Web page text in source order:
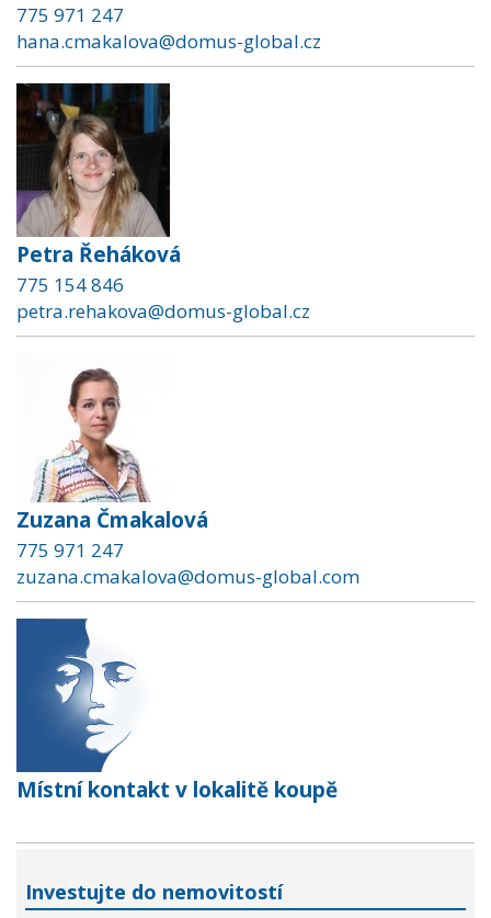
775 971 247
hana.cmakalova@domus-global.cz
Petra Řeháková
775 154 846
petra.rehakova@domus-global.cz
Zuzana Čmakalová
775 971 247
zuzana.cmakalova@domus-global.com
Místní kontakt v lokalitě koupě
Investujte do nemovitostí